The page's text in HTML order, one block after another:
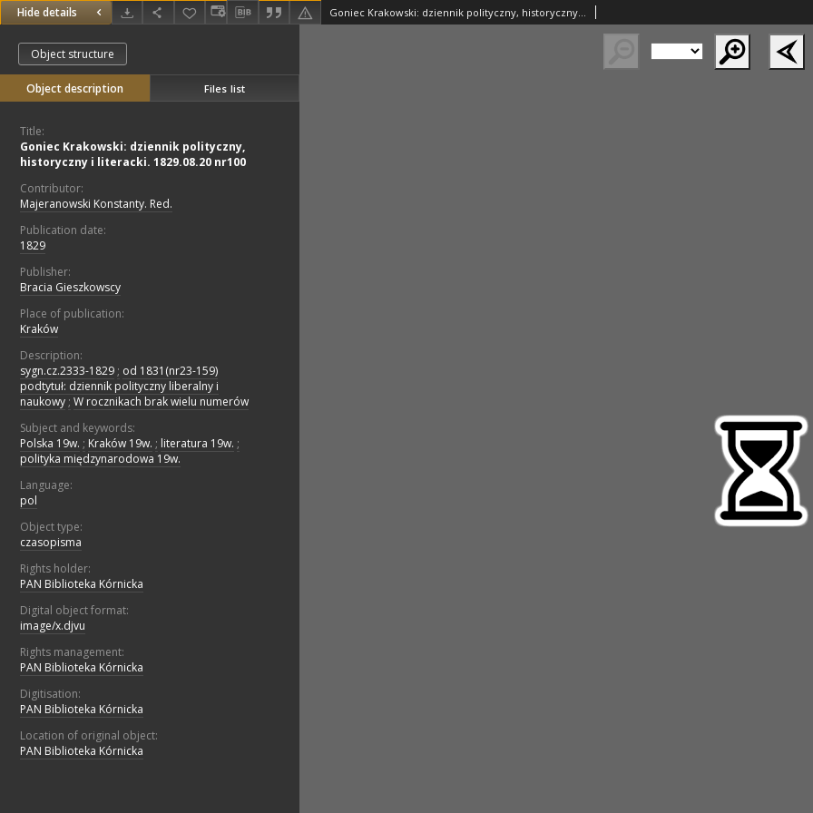
Hide details Goniec Krakowski: dziennik polityczny, historyczny i literacki. 1829.08.20 nr100
Object structure
Object description Files list
Title:
Goniec Krakowski: dziennik polityczny,
historyczny i literacki. 1829.08.20 nr100
Contributor:
Majeranowski Konstanty. Red.
Publication date:
1829
Publisher:
Bracia Gieszkowscy
Place of publication:
Kraków
Description:
sygn.cz.2333-1829 ; od 1831(nr23-159)
podtytuł: dziennik polityczny liberalny i
naukowy ; W rocznikach brak wielu numerów
Subject and keywords:
Polska 19w. ; Kraków 19w. ; literatura 19w. ;
polityka międzynarodowa 19w.
Language:
pol
Object type:
czasopisma
Rights holder:
PAN Biblioteka Kórnicka
Digital object format:
image/x.djvu
Rights management:
PAN Biblioteka Kórnicka
Digitisation:
PAN Biblioteka Kórnicka
Location of original object:
PAN Biblioteka Kórnicka